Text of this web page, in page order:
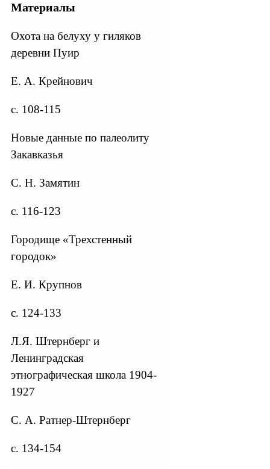
Материалы
Охота на белуху у гиляков
деревни Пуир
Е. А. Крейнович
с. 108-115
Новые данные по палеолиту
Закавказья
С. Н. Замятин
с. 116-123
Городище «Трехстенный
городок»
Е. И. Крупнов
с. 124-133
Л.Я. Штернберг и
Ленинградская
этнографическая школа 1904-
1927
С. А. Ратнер-Штернберг
с. 134-154